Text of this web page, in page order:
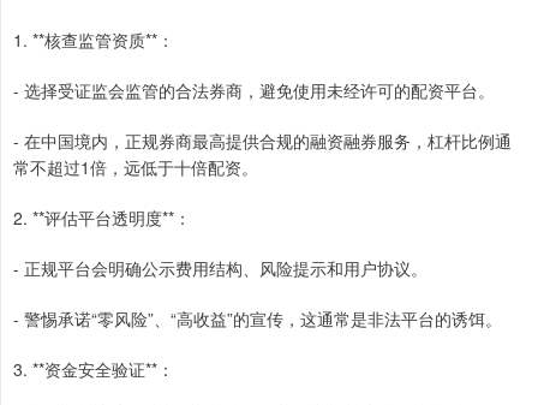
1. **核查监管资质**：
- 选择受证监会监管的合法券商，避免使用未经许可的配资平台。
- 在中国境内，正规券商最高提供合规的融资融券服务，杠杆比例通
常不超过1倍，远低于十倍配资。
2. **评估平台透明度**：
- 正规平台会明确公示费用结构、风险提示和用户协议。
- 警惕承诺“零风险”、“高收益”的宣传，这通常是非法平台的诱饵。
3. **资金安全验证**：